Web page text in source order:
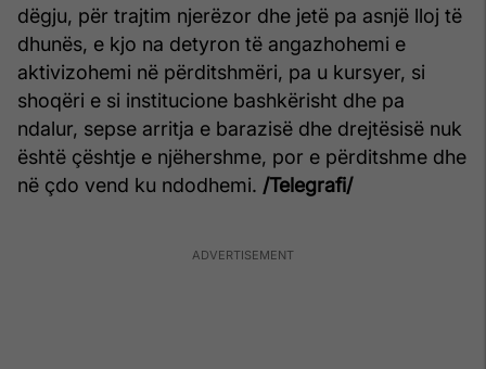
dëgju, për trajtim njerëzor dhe jetë pa asnjë lloj të
dhunës, e kjo na detyron të angazhohemi e
aktivizohemi në përditshmëri, pa u kursyer, si
shoqëri e si institucione bashkërisht dhe pa
ndalur, sepse arritja e barazisë dhe drejtësisë nuk
është çështje e njëhershme, por e përditshme dhe
në çdo vend ku ndodhemi. /Telegrafi/